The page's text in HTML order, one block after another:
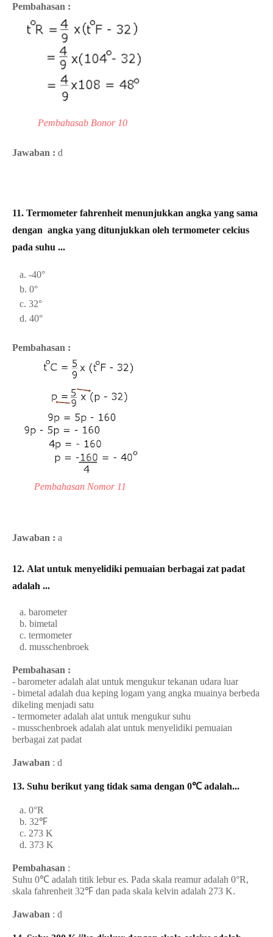
Pembahasan :
Pembahasab Bonor 10
Jawaban : d
11. Termometer fahrenheit menunjukkan angka yang sama
dengan angka yang ditunjukkan oleh termometer celcius
pada suhu ...
a. -40°
b. 0°
c. 32°
d. 40°
Pembahasan :
Pembahasan Nomor 11
Jawaban : a
12. Alat untuk menyelidiki pemuaian berbagai zat padat
adalah ...
a. barometer
b. bimetal
c. termometer
d. musschenbroek
Pembahasan :
- barometer adalah alat untuk mengukur tekanan udara luar
- bimetal adalah dua keping logam yang angka muainya berbeda
dikeling menjadi satu
- termometer adalah alat untuk mengukur suhu
- musschenbroek adalah alat untuk menyelidiki pemuaian
berbagai zat padat
Jawaban : d
13. Suhu berikut yang tidak sama dengan 0℃ adalah...
a. 0°R
b. 32℉
c. 273 K
d. 373 K
Pembahasan :
Suhu 0℃ adalah titik lebur es. Pada skala reamur adalah 0°R,
skala fahrenheit 32℉ dan pada skala kelvin adalah 273 K.
Jawaban : d